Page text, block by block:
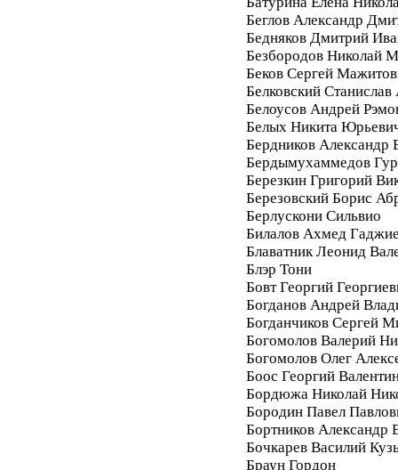
Беглов Александр
Бедняков Дмитрий
Безбородов Николай
Беков Сергей
Белковский
Белоусов Андрей
Белых Никита
Бердников Александр
Бердымухаммедов
Березкин Григорий
Березовский Борис
Берлускони Сильвио
Билалов Ахмед
Блаватник Леонид
Блэр Тони
Бовт Георгий
Богданов Андрей
Богданчиков Сергей
Богомолов Валерий
Богомолов Олег
Боос Георгий
Бордюжа Николай
Бородин Павел
Бортников Александр
Бочкарев Василий
Браун Гордон